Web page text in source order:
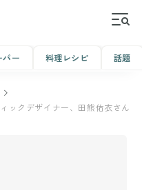
パー 料理レシピ 話題
ックデザイナー、田熊佑衣さん